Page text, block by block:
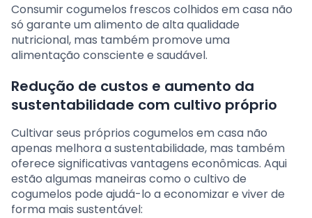
Consumir cogumelos frescos colhidos em casa não
só garante um alimento de alta qualidade
nutricional, mas também promove uma
alimentação consciente e saudável.
Redução de custos e aumento da
sustentabilidade com cultivo próprio
Cultivar seus próprios cogumelos em casa não
apenas melhora a sustentabilidade, mas também
oferece significativas vantagens econômicas. Aqui
estão algumas maneiras como o cultivo de
cogumelos pode ajudá-lo a economizar e viver de
forma mais sustentável: